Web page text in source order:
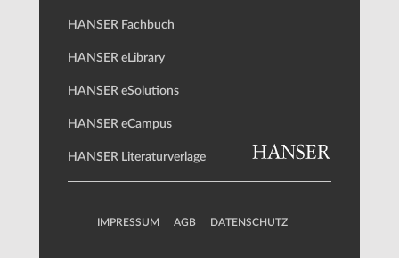
HANSER Fachbuch
HANSER eLibrary
HANSER eSolutions
HANSER eCampus
HANSER Literaturverlage
IMPRESSUM AGB DATENSCHUTZ